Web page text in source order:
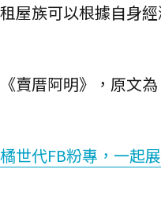
屋族可以根據自身
賣厝阿明》，原文為
世代FB粉專，一起